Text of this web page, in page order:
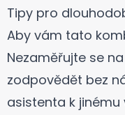
Tipy pro
Aby vám tato
Nezaměřujte se
zodpovědět bez
asistenta k jinému